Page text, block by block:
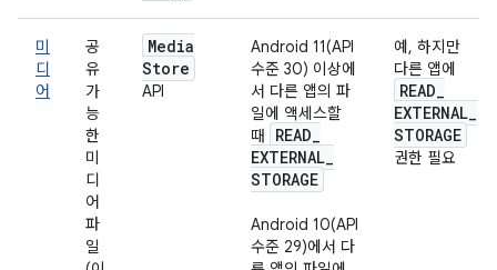
미
디
어
공
유
가
능
한
미
디
어
파
일
Media
Store
API
Android 11(API
수준 30) 이상에
서 다른 앱의 파
일에 액세스할
때
READ_
EXTERNAL_
STORAGE
Android 10(API
수준 29)에서 다
예, 하지만
다른 앱에
READ_
EXTERNAL_
STORAGE
권한 필요